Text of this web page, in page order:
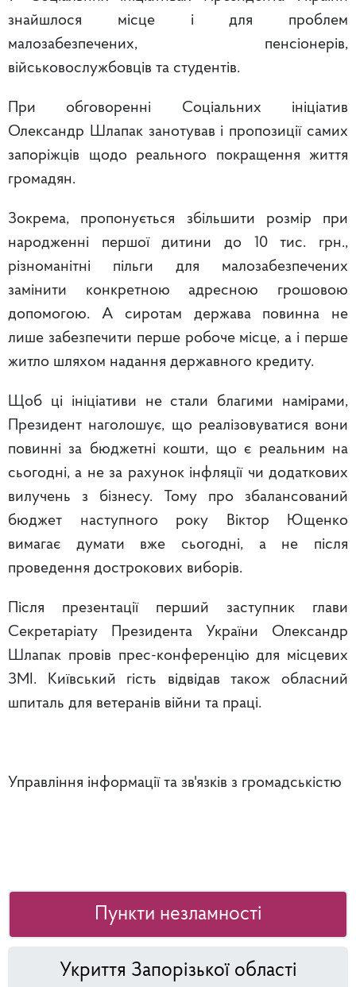
знайшлося місце і для проблем
малозабезпечених, пенсіонерів,
військовослужбовців та студентів.
При обговоренні Соціальних ініціатив
Олександр Шлапак занотував і пропозиції самих
запоріжців щодо реального покращення життя
громадян.
Зокрема, пропонується збільшити розмір при
народженні першої дитини до 10 тис. грн.,
різноманітні пільги для малозабезпечених
замінити конкретною адресною грошовою
допомогою. А сиротам держава повинна не
лише забезпечити перше робоче місце, а і перше
житло шляхом надання державного кредиту.
Щоб ці ініціативи не стали благими намірами,
Президент наголошує, що реалізовуватися вони
повинні за бюджетні кошти, що є реальним на
сьогодні, а не за рахунок інфляції чи додаткових
вилучень з бізнесу. Тому про збалансований
бюджет наступного року Віктор Ющенко
вимагає думати вже сьогодні, а не після
проведення дострокових виборів.
Після презентації перший заступник глави
Секретаріату Президента України Олександр
Шлапак провів прес-конференцію для місцевих
ЗМІ. Київський гість відвідав також обласний
шпиталь для ветеранів війни та праці.
Управління інформації та зв'язків з громадськістю
Пункти незламності
Укриття Запорізької області